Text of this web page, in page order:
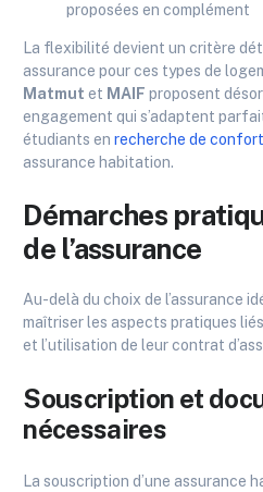
proposées en complément
La flexibilité devient un critère
assurance pour ces types de
Matmut et MAIF proposent
engagement qui s’adaptent
étudiants enrecherche de
assurance habitation.
Démarches
de l’assurance
Au-delà du choix de l’assurance
maîtriser les aspects pratiques
et l’utilisation de leur contrat
Souscription et
nécessaires
La souscription d’une assurance